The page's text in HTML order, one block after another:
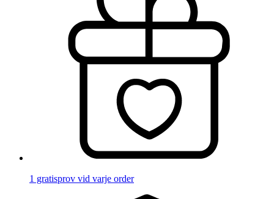
1 gratisprov vid varje order